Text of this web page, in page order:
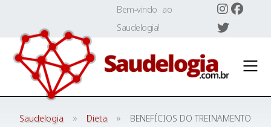
content
Bem-vindo ao
Saudelogia!
Saudelogia » Dieta »
BENEFÍCIOS DO TREINAMENTO